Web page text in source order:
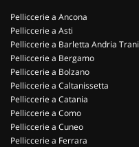
Pelliccerie a Ancona
Pelliccerie a Asti
Pelliccerie a Barletta Andria Trani
Pelliccerie a Bergamo
Pelliccerie a Bolzano
Pelliccerie a Caltanissetta
Pelliccerie a Catania
Pelliccerie a Como
Pelliccerie a Cuneo
Pelliccerie a Ferrara